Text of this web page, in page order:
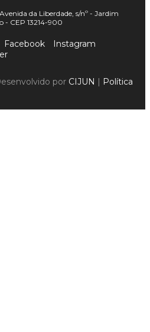
Avenida da Liberdade, s/nº - Jardim
- CEP 13214-900
Facebook
Instagram
por CIJUN | Política